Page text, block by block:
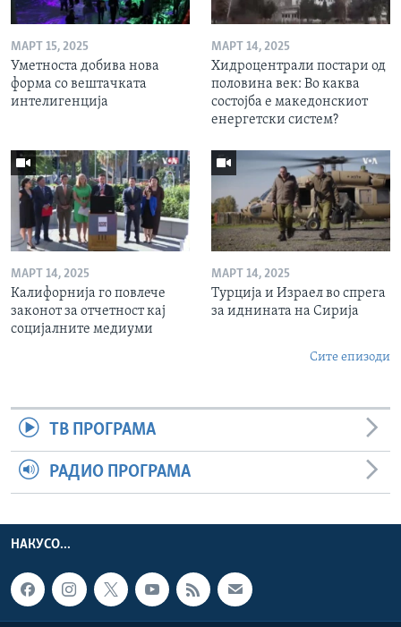
МАРТ 15, 2025
Уметноста добива нова
форма со вештачката
интелигенција
МАРТ 14, 2025
Хидроцентрали постари од
половина век: Во каква
состојба е македонскиот
енергетски систем?
МАРТ 14, 2025
Калифорнија го повлече
законот за отчетност кај
социјалните медиуми
МАРТ 14, 2025
Турција и Израел во спрега
за иднината на Сирија
Сите епизоди
ТВ ПРОГРАМА
РАДИО ПРОГРАМА
НАКУСО...